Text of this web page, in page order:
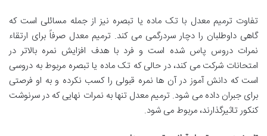
تفاوت ترمیم معدل با تک ماده یا تبصره نیز از جمله مسائلی است که
گاهی داوطلبان را دچار سردرگمی می کند. ترمیم معدل صرفاً برای ارتقاء
نمرات دروس پاس شده است و فرد با هدف افزایش نمره بالاتر در
امتحانات شرکت می کند، در حالی که تک ماده یا تبصره مربوط به دروسی
است که دانش آموز در آن ها نمره قبولی را کسب نکرده و به او فرصتی
برای جبران داده می شود. ترمیم معدل تنها به نمرات نهایی که در سرنوشت
کنکور تاثیرگذارند، مربوط می شود.